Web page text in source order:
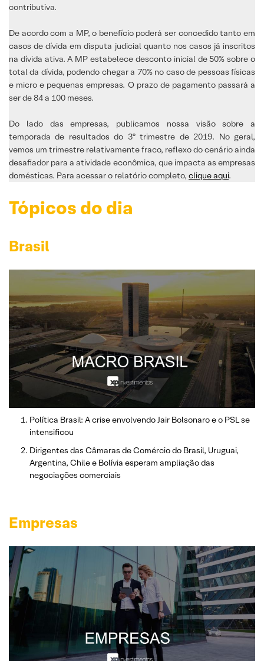
contributiva.
De acordo com a MP, o benefício poderá ser concedido tanto em
casos de dívida em disputa judicial quanto nos casos já inscritos
na dívida ativa. A MP estabelece desconto inicial de 50% sobre o
total da dívida, podendo chegar a 70% no caso de pessoas físicas
e micro e pequenas empresas. O prazo de pagamento passará a
ser de 84 a 100 meses.
Do lado das empresas, publicamos nossa visão sobre a
temporada de resultados do 3º trimestre de 2019. No geral,
vemos um trimestre relativamente fraco, reflexo do cenário ainda
desafiador para a atividade econômica, que impacta as empresas
domésticas. Para acessar o relatório completo, clique aqui.
Tópicos do dia
Brasil
Política Brasil: A crise envolvendo Jair Bolsonaro e o PSL se
intensificou
Dirigentes das Câmaras de Comércio do Brasil, Uruguai,
Argentina, Chile e Bolívia esperam ampliação das
negociações comerciais
Empresas